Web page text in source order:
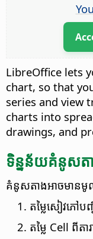
LibreOffice lets
chart, so that
series and view
charts into
drawings, and
ទិន្នន័យ​​គំនូស​ត
គំនូស​តាង​អាច​មាន​មូ
តម្លៃ​សៀវភៅ​ប
តម្លៃ Cell ពី​ត